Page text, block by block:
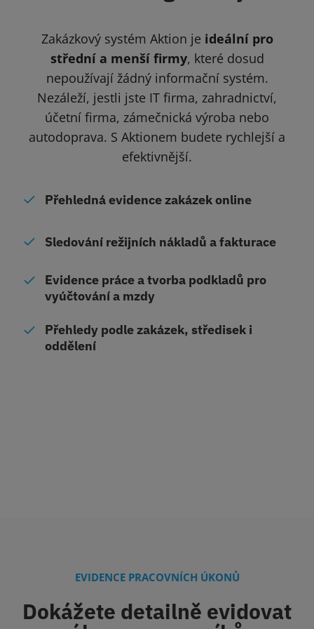
Zakázkový systém Aktion je ideální pro
střední a menší firmy, které dosud
nepoužívají žádný informační systém.
Nezáleží, jestli jste IT firma, zahradnictví,
účetní firma, zámečnická výroba nebo
autodoprava. S Aktionem budete rychlejší a
efektivnější.
Přehledná evidence zakázek online
Sledování režijních nákladů a fakturace
Evidence práce a tvorba podkladů pro
vyúčtování a mzdy
Přehledy podle zakázek, středisek i
oddělení
EVIDENCE PRACOVNÍCH ÚKONŮ
Dokážete detailně evidovat